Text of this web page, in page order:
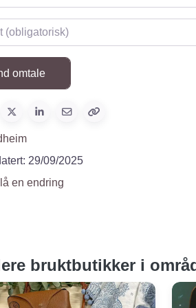
29/09/2025
en endring
bruktbutikker i